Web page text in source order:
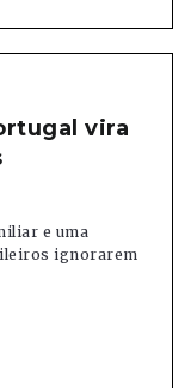
vira
e uma
ignorarem